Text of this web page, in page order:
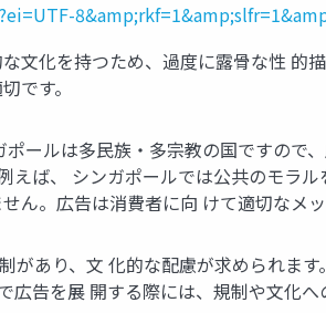
文化を持つため、過度に露骨な性
です。
ールは多民族・多宗教の国ですので
えば、 シンガポールでは公共のモラ
ん。広告は消費者に向 けて適切なメ
があり、文 化的な配慮が求められま
告を展 開する際には、規制や文化